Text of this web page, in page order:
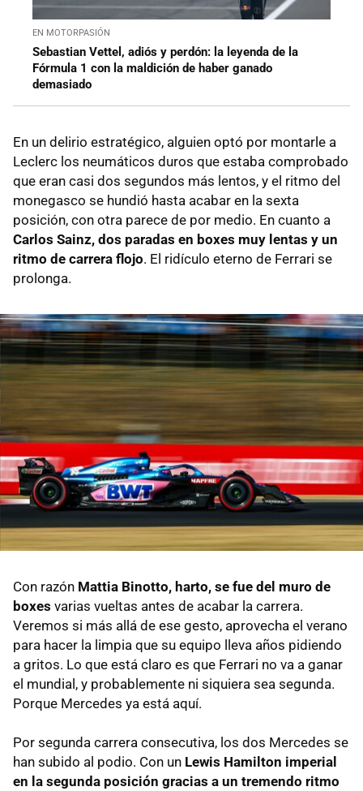
EN MOTORPASIÓN
Sebastian Vettel, adiós y perdón: la leyenda de la
Fórmula 1 con la maldición de haber ganado
demasiado
En un delirio estratégico, alguien optó por montarle a
Leclerc los neumáticos duros que estaba comprobado
que eran casi dos segundos más lentos, y el ritmo del
monegasco se hundió hasta acabar en la sexta
posición, con otra parece de por medio. En cuanto a
Carlos Sainz, dos paradas en boxes muy lentas y un
ritmo de carrera flojo. El ridículo eterno de Ferrari se
prolonga.
Con razón Mattia Binotto, harto, se fue del muro de
boxes varias vueltas antes de acabar la carrera.
Veremos si más allá de ese gesto, aprovecha el verano
para hacer la limpia que su equipo lleva años pidiendo
a gritos. Lo que está claro es que Ferrari no va a ganar
el mundial, y probablemente ni siquiera sea segunda.
Porque Mercedes ya está aquí.
Por segunda carrera consecutiva, los dos Mercedes se
han subido al podio. Con un Lewis Hamilton imperial
en la segunda posición gracias a un tremendo ritmo